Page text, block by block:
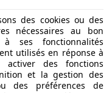
des cookies ou des
nécessaires au bon
ses fonctionnalités
utilisés en réponse à
des fonctions
et la gestion des
des préférences de